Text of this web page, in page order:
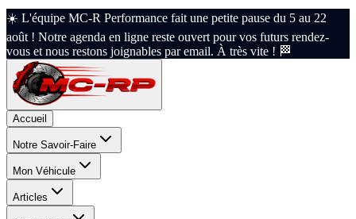
☀️ L'équipe MC-R Performance fait une petite pause du 5 au 22
août ! Notre agenda en ligne reste ouvert pour vos futurs rendez-
vous et nous restons joignables par email. À très vite ! 🏁
Accueil
Notre Savoir-Faire
Mon Véhicule
Articles